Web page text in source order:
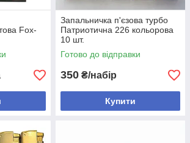
Fox-
Запальничка п'єзова турбо
Патриотична 226 кольорова
10 шт.
Готово до відправки
350 ₴/набір
Купити